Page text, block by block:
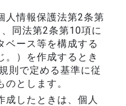
人情報保護法第2条第
同法第2条第10項に
ベース等を構成する
。）を作成するとき
則で定める基準に従
とします。
成したときは、個人